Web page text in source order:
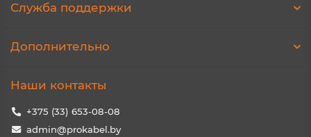
Служба поддержки
Дополнительно
Наши контакты
+375 (33) 653-08-08
admin@prokabel.by